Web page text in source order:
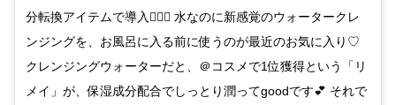
分転換アイテムで導入👍🏻✨ 水なのに新感覚のウォータークレ
ンジングを、お風呂に入る前に使うのが最近のお気に入り♡
クレンジングウォーターだと、＠コスメで1位獲得という「リ
メイ」が、保湿成分配合でしっとり潤ってgoodです💕 それで